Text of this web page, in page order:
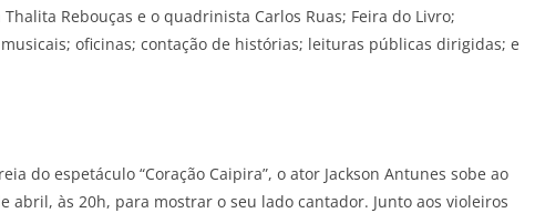
Rebouças e o quadrinista Carlos Ruas; Feira do Livro;
oficinas; contação de histórias; leituras públicas dirigidas; e
do espetáculo “Coração Caipira”, o ator Jackson Antunes sobe ao
abril, às 20h, para mostrar o seu lado cantador. Junto aos violeiros